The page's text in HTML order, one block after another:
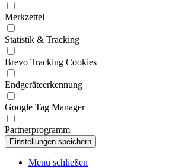
Merkzettel
Statistik & Tracking
Brevo Tracking Cookies
Endgeräteerkennung
Google Tag Manager
Partnerprogramm
Menü schließen